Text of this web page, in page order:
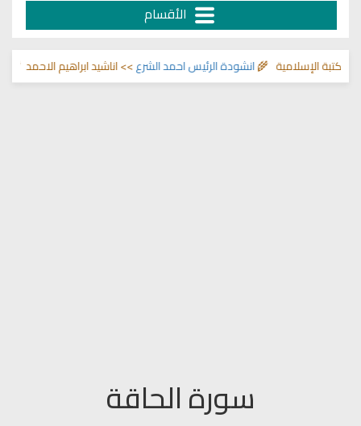
الأقسام
انشودة الرئيس احمد الشرع>> اناشيد ابراهيم الاحمد 🌾 الإسلامية 🌾
سورة الحاقة